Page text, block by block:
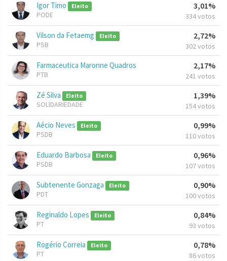
Igor Timo Eleito
PODE
3,01%
334 votos
Vilson da Fetaemg Eleito
PSB
2,72%
302 votos
Farmaceutica Maronne Quadros
PTB
2,17%
241 votos
Zé Silva Eleito
SOLIDARIEDADE
1,39%
154 votos
Aécio Neves Eleito
PSDB
0,99%
110 votos
Eduardo Barbosa Eleito
PSDB
0,96%
107 votos
Subtenente Gonzaga Eleito
PDT
0,90%
100 votos
Reginaldo Lopes Eleito
PT
0,84%
93 votos
Rogério Correia Eleito
PT
0,78%
86 votos